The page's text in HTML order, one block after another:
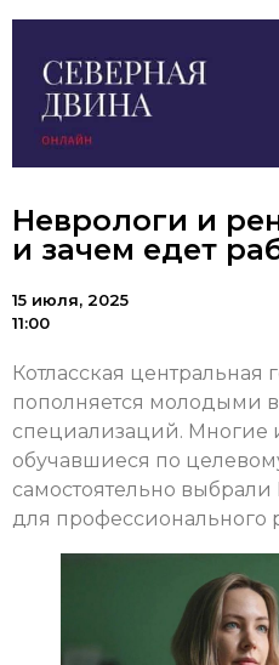
Неврологи и
и зачем едет
15 июля, 2025
11:00
Котласская центральная
пополняется молодыми
специализаций. Многие
обучавшиеся по
самостоятельно
для профессионального